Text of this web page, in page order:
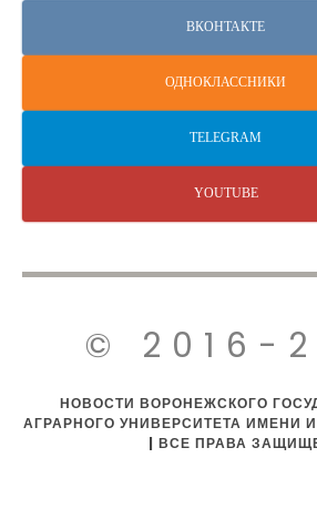
ВКОНТАКТЕ
ОДНОКЛАССНИКИ
TELEGRAM
YOUTUBE
© 2016-
НОВОСТИ ВОРОНЕЖСКОГО
АГРАРНОГО УНИВЕРСИТЕТА ИМЕНИ
| ВСЕ ПРАВА